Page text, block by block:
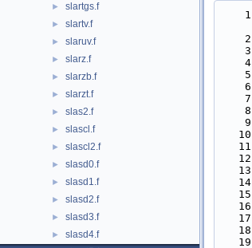
► slartgs.f
► slartv.f
► slaruv.f
► slarz.f
► slarzb.f
► slarzt.f
► slas2.f
► slascl.f
► slascl2.f
► slasd0.f
► slasd1.f
► slasd2.f
► slasd3.f
► slasd4.f
    1
    2
    3
    4
    5
    6
    7
    8
    9
   10
   11
   12
   13
   14
   15
   16
   17
   18
   19